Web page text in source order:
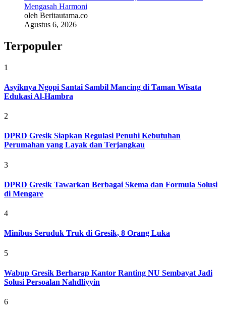
Mengasah Harmoni
oleh Beritautama.co
Agustus 6, 2026
Terpopuler
1
Asyiknya Ngopi Santai Sambil Mancing di Taman Wisata
Edukasi Al-Hambra
2
DPRD Gresik Siapkan Regulasi Penuhi Kebutuhan
Perumahan yang Layak dan Terjangkau
3
DPRD Gresik Tawarkan Berbagai Skema dan Formula Solusi
di Mengare
4
Minibus Seruduk Truk di Gresik, 8 Orang Luka
5
Wabup Gresik Berharap Kantor Ranting NU Sembayat Jadi
Solusi Persoalan Nahdliyyin
6